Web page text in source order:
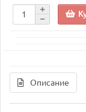
Описание